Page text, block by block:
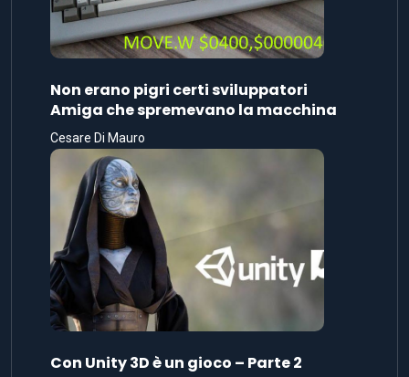
Non erano pigri certi sviluppatori
Amiga che spremevano la macchina
Cesare Di Mauro
Con Unity 3D è un gioco – Parte 2